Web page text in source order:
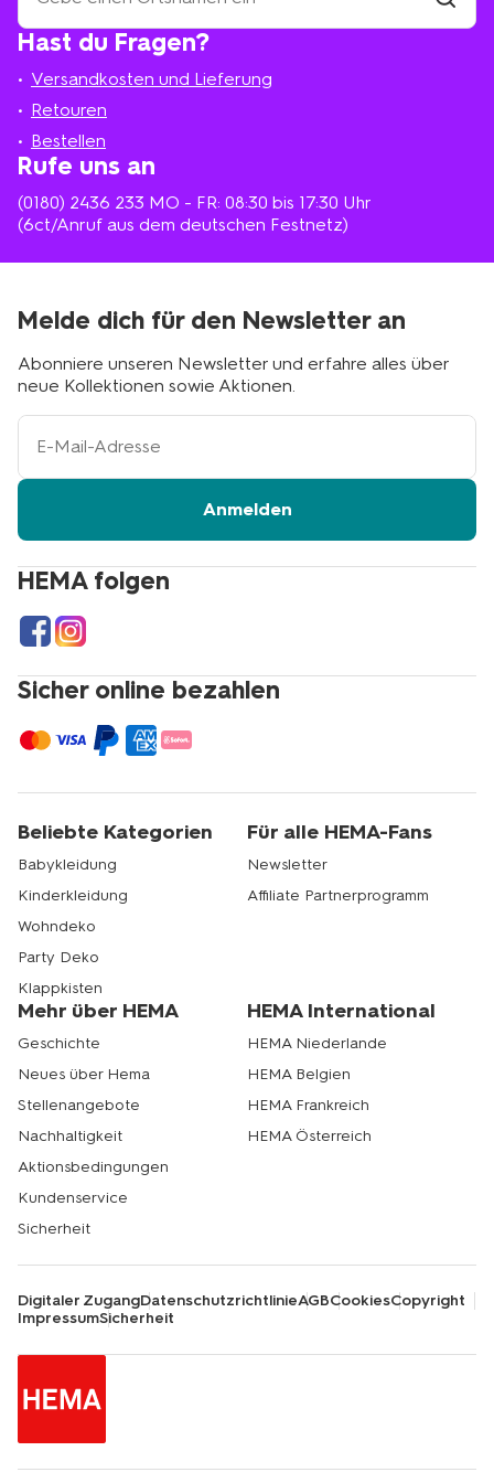
Hast du Fragen?
Versandkosten und Lieferung
Retouren
Bestellen
Rufe uns an
(0180) 2436 233 MO - FR: 08:30 bis 17:30 Uhr
(6ct/Anruf aus dem deutschen Festnetz)
HEMA-
Filiale
deiner
Nähe
Filiale
HEMA folgen
Sicher online bezahlen
Melde dich für den Newsletter an
Abonniere unseren Newsletter und erfahre alles über
neue Kollektionen sowie Aktionen.
Ihre
Adresse
Anmelden
Beliebte Kategorien
Babykleidung
Kinderkleidung
Wohndeko
Party Deko
Klappkisten
Für alle HEMA-Fans
Newsletter
Affiliate Partnerprogramm
Mehr über HEMA
Geschichte
Neues über Hema
Stellenangebote
Nachhaltigkeit
Aktionsbedingungen
Kundenservice
Sicherheit
HEMA International
HEMA Niederlande
HEMA Belgien
HEMA Frankreich
HEMA Österreich
Digitaler ZugangDatenschutzrichtlinieAGBCookiesCopyright
ImpressumSicherheit